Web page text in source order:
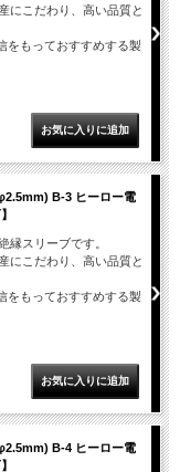
にこだわり、高い品質と
をもっておすすめする製
B-3 ヒーロー電
縁スリーブです。
にこだわり、高い品質と
をもっておすすめする製
B-4 ヒーロー電